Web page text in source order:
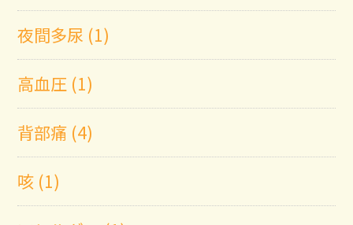
夜間多尿 (1)
高血圧 (1)
背部痛 (4)
咳 (1)